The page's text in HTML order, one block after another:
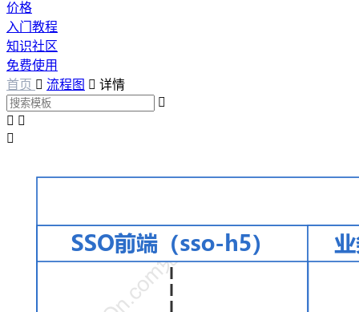
价格
入门教程
知识社区
免费使用
首页  流程图  详情

 
